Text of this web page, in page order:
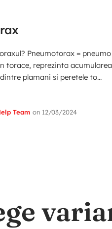
Pneumotorax = pneumo
torace, reprezinta acumularea
plamani si peretele to...
Team on 12/03/2024